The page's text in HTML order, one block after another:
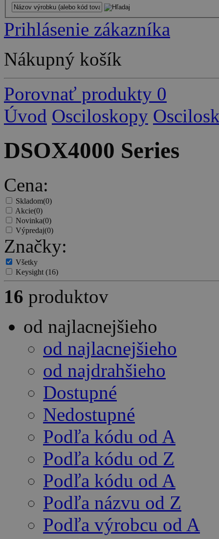
Prihlásenie zákazníka
Nákupný košík
Porovnať produkty 0
Úvod Osciloskopy
DSOX4000 Series
Cena:
Skladom(0)
Akcie(0)
Novinka(0)
Výpredaj(0)
Značky:
Všetky
Keysight(16)
16 produktov
od najlacnejšieho
od najlacnejšieho
od najdrahšieho
Dostupné
Nedostupné
Podľa kódu od A
Podľa kódu od Z
Podľa kódu od A
Podľa názvu od Z
Podľa výrobcu od A